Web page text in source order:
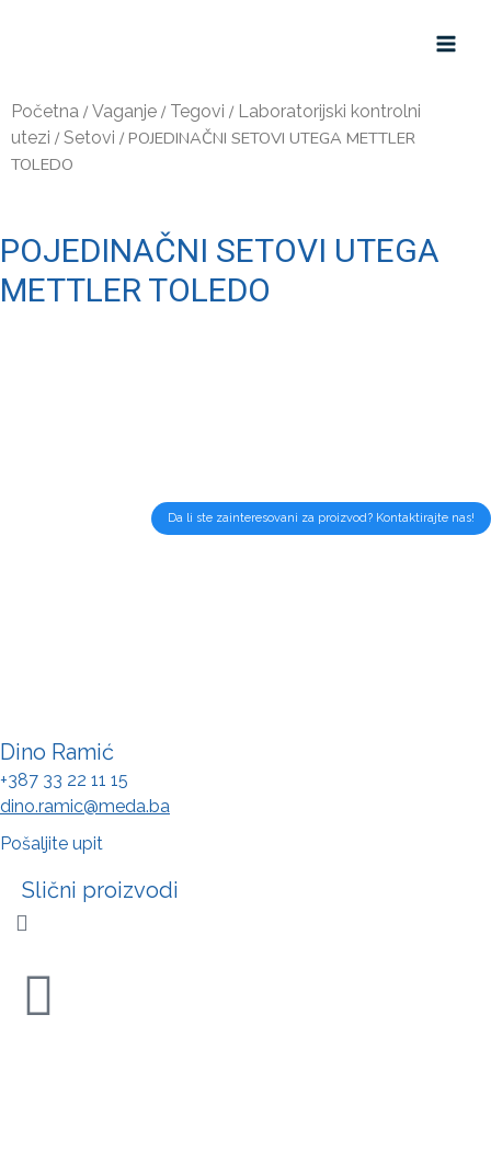
Početna / Vaganje / Tegovi / Laboratorijski kontrolni
utezi / Setovi / POJEDINAČNI SETOVI UTEGA METTLER
TOLEDO
POJEDINAČNI SETOVI UTEGA
METTLER TOLEDO
Dino Ramić
+387 33 22 11 15
dino.ramic@meda.ba
Pošaljite upit
Da li ste zainteresovani za proizvod? Kontaktirajte nas!
Slični proizvodi